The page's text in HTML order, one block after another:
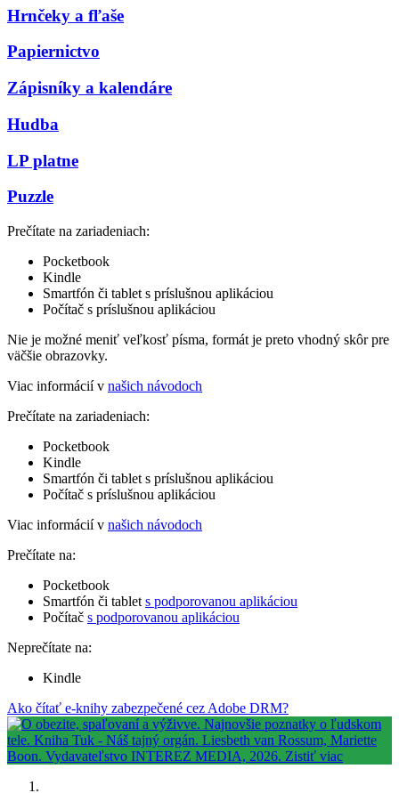
Hrnčeky a fľaše
Papiernictvo
Zápisníky a kalendáre
Hudba
LP platne
Puzzle
Prečítate na zariadeniach:
Pocketbook
Kindle
Smartfón či tablet s príslušnou aplikáciou
Počítač s príslušnou aplikáciou
Nie je možné meniť veľkosť písma, formát je preto vhodný skôr pre
väčšie obrazovky.
Viac informácií v našich návodoch
Prečítate na zariadeniach:
Pocketbook
Kindle
Smartfón či tablet s príslušnou aplikáciou
Počítač s príslušnou aplikáciou
Viac informácií v našich návodoch
Prečítate na:
Pocketbook
Smartfón či tablet s podporovanou aplikáciou
Počítač s podporovanou aplikáciou
Neprečítate na:
Kindle
Ako čítať e-knihy zabezpečené cez Adobe DRM?